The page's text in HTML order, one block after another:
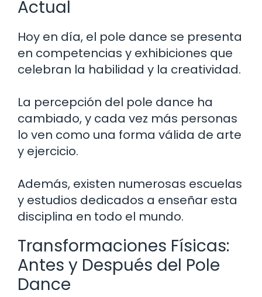
Actual
Hoy en día, el pole dance se presenta
en competencias y exhibiciones que
celebran la habilidad y la creatividad.
La percepción del pole dance ha
cambiado, y cada vez más personas
lo ven como una forma válida de arte
y ejercicio.
Además, existen numerosas escuelas
y estudios dedicados a enseñar esta
disciplina en todo el mundo.
Transformaciones Físicas:
Antes y Después del Pole
Dance